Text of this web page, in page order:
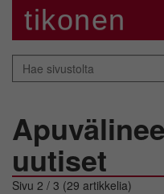
tikonen
Hae
sivustolta
uutiset
Sivu 2 / 3 (29 artikkelia)